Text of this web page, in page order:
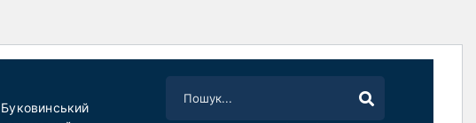
Буковинський